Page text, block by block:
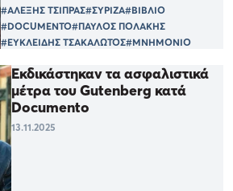
#ΑΛΕΞΗΣ ΤΣΙΠΡΑΣ#ΣΥΡΙΖΑ#ΒΙΒΛΙΟ
#DOCUMENTO#ΠΑΥΛΟΣ ΠΟΛΑΚΗΣ
#ΕΥΚΛΕΙΔΗΣ ΤΣΑΚΑΛΩΤΟΣ#ΜΝΗΜΟΝΙΟ
Εκδικάστηκαν τα ασφαλιστικά
μέτρα του Gutenberg κατά
Documento
13.11.2025